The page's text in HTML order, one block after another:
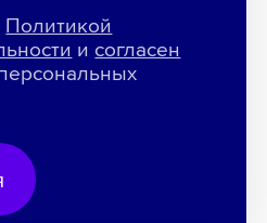
Политикой
и согласен